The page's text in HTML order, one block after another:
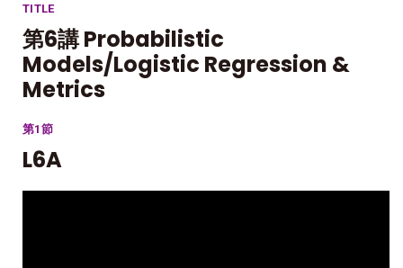
TITLE
第6講 Probabilistic
Models/Logistic Regression &
Metrics
第1節
L6A